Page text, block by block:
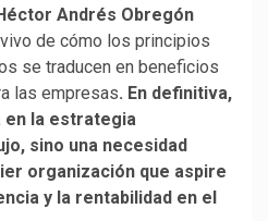
Andrés Obregón
de cómo los principios
se traducen en beneficios
las empresas. En definitiva,
en la estrategia
sino una necesidad
organización que aspire
y la rentabilidad en el